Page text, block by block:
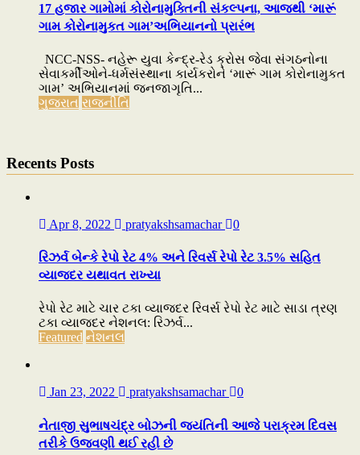
17 હજાર ગામોમાં કોરોનામુક્તિની સંકલ્પના, આજથી ‘મારૂં
ગામ કોરોનામુકત ગામ’અભિયાનનો પ્રારંભ
NCC-NSS- નહેરૂ યુવા કેન્દ્ર-રેડ ક્રોસ જેવા સંગઠનોના
સેવાકર્મીઓને-ધર્મસંસ્થાના કાર્યકરોને ‘મારૂં ગામ કોરોનામુકત
ગામ’ અભિયાનમાં જનજાગૃતિ...
ગુજરાત રાજનીતિ
Recents Posts
Apr 8, 2022 pratyakshsamachar 0
રિઝર્વ બેન્કે રેપો રેટ 4% અને રિવર્સ રેપો રેટ 3.5% સહિત
વ્યાજદર યથાવત રાખ્યા
રેપો રેટ માટે ચાર ટકા વ્યાજદર રિવર્સ રેપો રેટ માટે સાડા ત્રણ
ટકા વ્યાજદર નેશનલ: રિઝર્વ...
Featured નેશનલ
Jan 23, 2022 pratyakshsamachar 0
નેતાજી સુભાષચંદ્ર બોઝની જયંતિની આજે પરાક્રમ દિવસ
તરીકે ઉજવણી થઈ રહી છે